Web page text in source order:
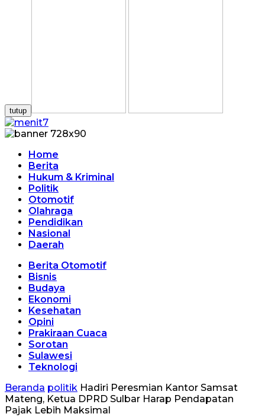
tutup
Home
Berita
Hukum & Kriminal
Politik
Otomotif
Olahraga
Pendidikan
Nasional
Daerah
Berita Otomotif
Bisnis
Budaya
Ekonomi
Kesehatan
Opini
Prakiraan Cuaca
Sorotan
Sulawesi
Teknologi
Beranda politik Hadiri Peresmian Kantor Samsat
Mateng, Ketua DPRD Sulbar Harap Pendapatan
Pajak Lebih Maksimal